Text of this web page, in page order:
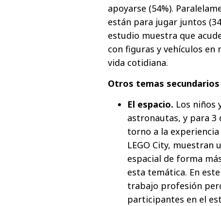
apoyarse (54%).
están para jugar juntos
estudio muestra que
con figuras y vehículos
vida cotidiana.
Otros temas secundarios
El espacio. Los niños
astronautas, y para 3
torno a la experiencia
LEGO City, muestran
espacial de forma
esta temática. En
trabajo profesión
participantes en el